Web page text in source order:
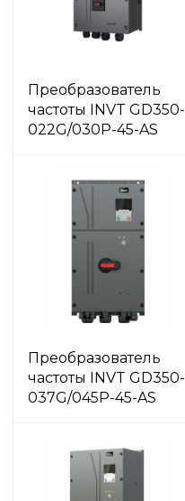
Преобразователь
частоты INVT GD350-
022G/030P-45-AS
Преобразователь
частоты INVT GD350-
037G/045P-45-AS